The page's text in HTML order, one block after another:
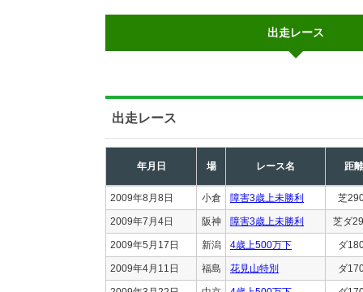
出走レース
出走レース
年月日 場 レース名 距離
2009年8月8日 小倉 障害3歳上未勝利 芝
2009年7月4日 阪神 障害3歳上未勝利 芝ダ
2009年5月17日 新潟 4歳上500万下 ダ
2009年4月11日 福島 花見山特別 ダ